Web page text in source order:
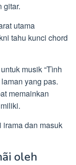
gitar.
utama
tahu kunci chord
musik “Tình
yang pas.
memainkan
irama dan masuk
oleh